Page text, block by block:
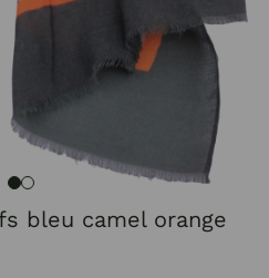
bleu camel orange